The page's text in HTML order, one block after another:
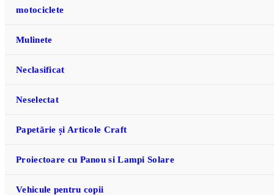
motociclete
Mulinete
Neclasificat
Neselectat
Papetărie și Articole Craft
Proiectoare cu Panou si Lampi Solare
Vehicule pentru copii